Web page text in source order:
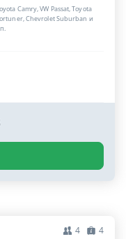
Camry, VW Passat, Toyota
Chevrolet Suburban и
4 4